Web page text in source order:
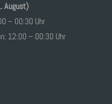
August)
– 00:30 Uhr
12:00 – 00:30 Uhr